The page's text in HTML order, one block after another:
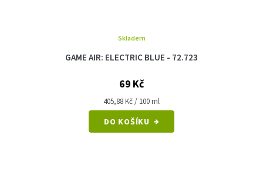
GAME AIR: ELECTRIC BLUE - 72.723
Skladem
69 Kč
Měrná
cena:
405,88 Kč / 100 ml
DO KOŠÍKU